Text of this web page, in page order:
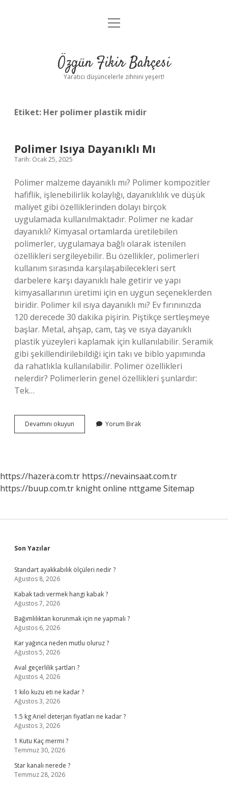
Anasayfa
Yasal Uyarı
menüyü
Özgün Fikir Bahçesi
Yaratıcı düşüncelerle zihnini yeşert!
Etiket: Her polimer plastik midir
Polimer Isıya Dayanıklı Mı
Tarih: Ocak 25, 2025
Polimer malzeme dayanıklı mı? Polimer kompozitler
hafiflik, işlenebilirlik kolaylığı, dayanıklılık ve düşük
maliyet gibi özelliklerinden dolayı birçok
uygulamada kullanılmaktadır. Polimer ne kadar
dayanıklı? Kimyasal ortamlarda üretilebilen
polimerler, uygulamaya bağlı olarak istenilen
özellikleri sergileyebilir. Bu özellikler, polimerleri
kullanım sırasında karşılaşabilecekleri sert
darbelere karşı dayanıklı hale getirir ve yapı
kimyasallarının üretimi için en uygun seçeneklerden
biridir. Polimer kil ısıya dayanıklı mı? Ev fırınınızda
120 derecede 30 dakika pişirin. Piştikçe sertleşmeye
başlar. Metal, ahşap, cam, taş ve ısıya dayanıklı
plastik yüzeyleri kaplamak için kullanılabilir. Seramik
gibi şekillendirilebildiği için takı ve biblo yapımında
da rahatlıkla kullanılabilir. Polimer özellikleri
nelerdir? Polimerlerin genel özellikleri şunlardır:
Tek…
Devamını okuyun
Isıya
Yorum Bırak
https://hazera.com.tr https://nevainsaat.com.tr
https://buup.com.tr knight online nttgame Sitemap
Sidebar
Son Yazılar
Standart ayakkabılık ölçüleri nedir ?
Ağustos 8, 2026
Kabak tadı vermek hangi kabak ?
Ağustos 7, 2026
Bağımlılıktan korunmak için ne yapmalı ?
Ağustos 6, 2026
Kar yağınca neden mutlu oluruz ?
Ağustos 5, 2026
Aval geçerlilik şartları ?
Ağustos 4, 2026
1 kilo kuzu eti ne kadar ?
Ağustos 3, 2026
1.5 kg Ariel deterjan fiyatları ne kadar ?
Ağustos 3, 2026
1 Kutu Kaç mermi ?
Temmuz 30, 2026
Star kanalı nerede ?
Temmuz 28, 2026